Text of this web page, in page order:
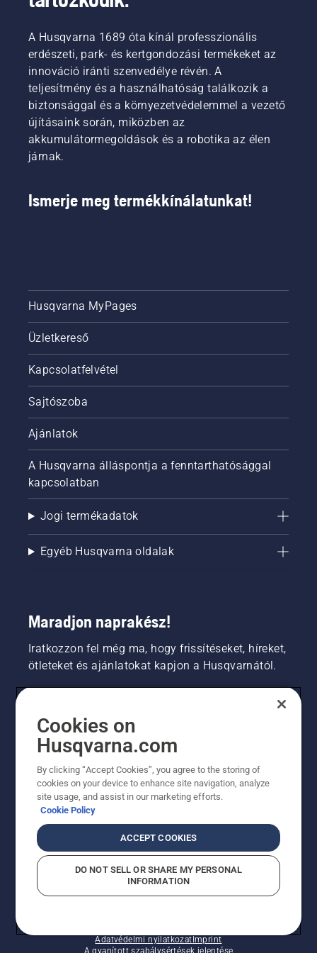
robotfűnyírókra.
történő
megtekintésével.
A cél a
megőrzése
és
javítása,
valamint
fenntartása
a városi
A Husqvarna 1689 óta kínál professzionális
erdészeti, park- és kertgondozási termékeket az
innováció iránti szenvedélye révén. A
teljesítmény és a használhatóság találkozik a
biztonsággal és a környezetvédelemmel a vezető
újításaink során, miközben az
akkumulátormegoldások és a robotika az élen
járnak.
Ismerje meg termékkínálatunkat!
Husqvarna MyPages
Üzletkereső
Kapcsolatfelvétel
Sajtószoba
Ajánlatok
A Husqvarna álláspontja a fenntarthatósággal
kapcsolatban
Jogi termékadatok
Egyéb Husqvarna oldalak
Maradjon naprakész!
Iratkozzon fel még ma, hogy frissítéseket, híreket,
ötleteket és ajánlatokat kapjon a Husqvarnától.
PROFESSZIONÁLIS
Adatvédelmi nyilatkozat Imprint
A gyanított szabálysértések jelentése
Cookies on
Husqvarna.com
By clicking “Accept Cookies”, you agree to the storing of
cookies on your device to enhance site navigation, analyze
site usage, and assist in our marketing efforts.
Cookie Policy
ACCEPT COOKIES
DO NOT SELL OR SHARE MY PERSONAL
INFORMATION